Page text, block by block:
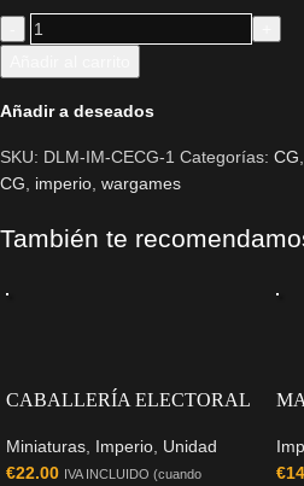
Añadir a deseados
SKU: DLM-IM-CECG-1 Categorías: CG
CG
imperio wargames
También te
CABALLERÍA ELECTORAL
Miniaturas, Imperio, Unidad
€22.00 IVA INCLUIDO (cuando
€